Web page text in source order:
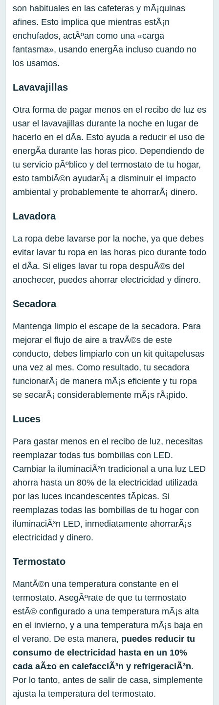
son habituales en las cafeteras y mÃ¡quinas
afines. Esto implica que mientras estÃ¡n
enchufados, actÃºan como una «carga
fantasma», usando energÃ­a incluso cuando no
los usamos.
Lavavajillas
Otra forma de pagar menos en el recibo de luz es
usar el lavavajillas durante la noche en lugar de
hacerlo en el dÃ­a. Esto ayuda a reducir el uso de
energÃ­a durante las horas pico. Dependiendo de
tu servicio pÃºblico y del termostato de tu hogar,
esto tambiÃ©n ayudarÃ¡ a disminuir el impacto
ambiental y probablemente te ahorrarÃ¡ dinero.
Lavadora
La ropa debe lavarse por la noche, ya que debes
evitar lavar tu ropa en las horas pico durante todo
el dÃ­a. Si eliges lavar tu ropa despuÃ©s del
anochecer, puedes ahorrar electricidad y dinero.
Secadora
Mantenga limpio el escape de la secadora. Para
mejorar el flujo de aire a travÃ©s de este
conducto, debes limpiarlo con un kit quitapelusas
una vez al mes. Como resultado, tu secadora
funcionarÃ¡ de manera mÃ¡s eficiente y tu ropa
se secarÃ¡ considerablemente mÃ¡s rÃ¡pido.
Luces
Para gastar menos en el recibo de luz, necesitas
reemplazar todas tus bombillas con LED.
Cambiar la iluminaciÃ³n tradicional a una luz LED
ahorra hasta un 80% de la electricidad utilizada
por las luces incandescentes tÃ­picas. Si
reemplazas todas las bombillas de tu hogar con
iluminaciÃ³n LED, inmediatamente ahorrarÃ¡s
electricidad y dinero.
Termostato
MantÃ©n una temperatura constante en el
termostato. AsegÃºrate de que tu termostato
estÃ© configurado a una temperatura mÃ¡s alta
en el invierno, y a una temperatura mÃ¡s baja en
el verano. De esta manera, puedes reducir tu
consumo de electricidad hasta en un 10%
cada aÃ±o en calefacciÃ³n y refrigeraciÃ³n.
Por lo tanto, antes de salir de casa, simplemente
ajusta la temperatura del termostato.